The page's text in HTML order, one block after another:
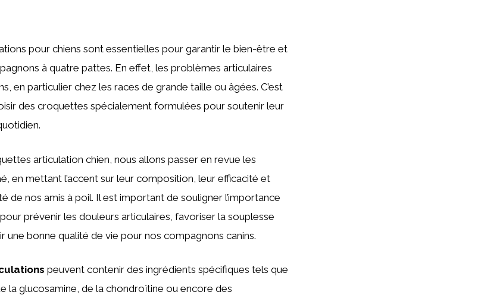
pour chiens sont essentielles pour garantir le bien-être et
à quatre pattes. En effet, les problèmes articulaires
en particulier chez les races de grande taille ou âgées. C’est
des croquettes spécialement formulées pour soutenir leur
articulation chien, nous allons passer en revue les
en mettant l’accent sur leur composition, leur efficacité et
de nos amis à poil. Il est important de souligner l’importance
prévenir les douleurs articulaires, favoriser la souplesse
une bonne qualité de vie pour nos compagnons canins.
peuvent contenir des ingrédients spécifiques tels que
la glucosamine, de la chondroïtine ou encore des